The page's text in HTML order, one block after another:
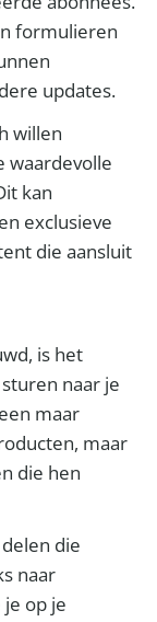
formulieren
updates.
willen
waardevolle
kan
exclusieve
die aansluit
is het
naar je
maar
maar
die hen
die
naar
op je